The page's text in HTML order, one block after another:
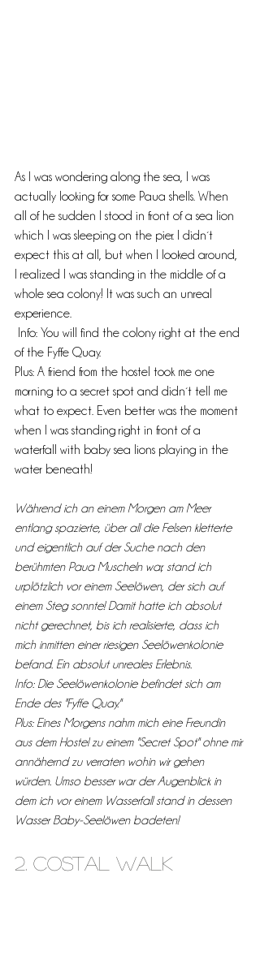
As I was wondering along the sea, I was
actually looking for some Paua shells. When
all of he sudden I stood in front of a sea lion
which I was sleeping on the pier. I didn´t
expect this at all, but when I looked around,
I realized I was standing in the middle of a
whole sea colony! It was such an unreal
experience.
of the Fyffe Quay.
Plus: A friend from the hostel took me one
morning to a secret spot and didn´t tell me
what to expect. Even better was the moment
when I was standing right in front of a
waterfall with baby sea lions playing in the
water beneath!
Während ich an einem Morgen am Meer
entlang spazierte, über all die Felsen kletterte
und eigentlich auf der Suche nach den
berühmten Paua Muscheln war, stand ich
urplötzlich vor einem Seelöwen, der sich auf
einem Steg sonnte! Damit hatte ich absolut
nicht gerechnet, bis ich realisierte, dass ich
mich inmitten einer riesigen Seelöwenkolonie
befand. Ein absolut unreales Erlebnis.
Info: Die Seelöwenkolonie befindet sich am
Ende des "Fyffe Quay."
Plus: Eines Morgens nahm mich eine Freundin
aus dem Hostel zu einem "Secret Spot" ohne mir
annähernd zu verraten wohin wir gehen
würden. Umso besser war der Augenblick in
dem ich vor einem Wasserfall stand in dessen
Wasser Baby-Seelöwen badeten!
2. Costal walk